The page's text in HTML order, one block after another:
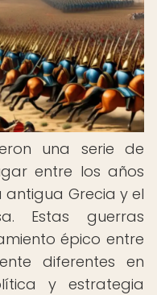
una serie de
entre los años
antigua Grecia y el
Estas guerras
épico entre
diferentes en
y estrategia